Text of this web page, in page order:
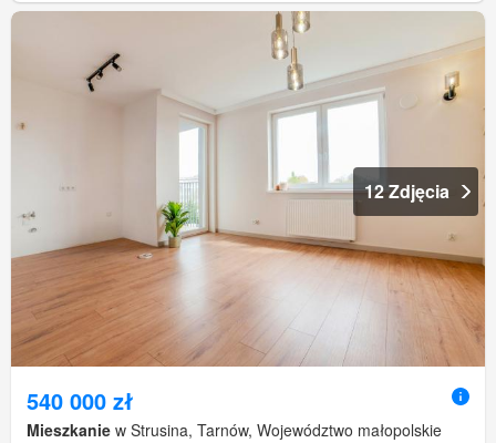
12 Zdjęcia
540 000 zł
Mieszkanie w Strusina, Tarnów, Województwo małopolskie